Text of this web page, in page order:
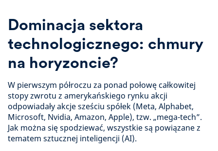
Dominacja sektora
technologicznego: chmury
na horyzoncie?
W pierwszym półroczu za ponad połowę całkowitej
stopy zwrotu z amerykańskiego rynku akcji
odpowiadały akcje sześciu spółek (Meta, Alphabet,
Microsoft, Nvidia, Amazon, Apple), tzw. „mega-tech”.
Jak można się spodziewać, wszystkie są powiązane z
tematem sztucznej inteligencji (AI).